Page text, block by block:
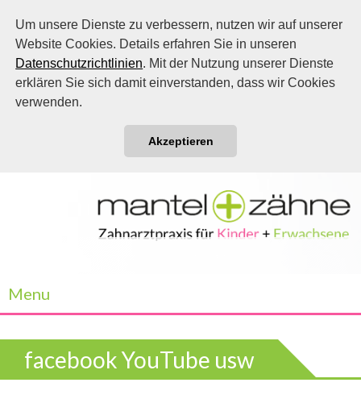
Um unsere Dienste zu verbessern, nutzen wir auf unserer
Website Cookies. Details erfahren Sie in unseren
Datenschutzrichtlinien. Mit der Nutzung unserer Dienste
erklären Sie sich damit einverstanden, dass wir Cookies
verwenden.
Akzeptieren
Menu
facebook YouTube usw